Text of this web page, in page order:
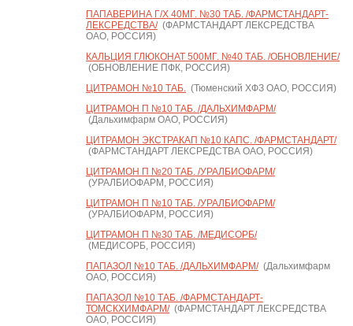
ПАПАВЕРИНА Г/Х 40МГ. №30 ТАБ. /ФАРМСТАНДАРТ-
ЛЕКСРЕДСТВА/(ФАРМСТАНДАРТ ЛЕКСРЕДСТВА
ОАО, РОССИЯ)
КАЛЬЦИЯ ГЛЮКОНАТ 500МГ. №40 ТАБ. /ОБНОВЛЕНИЕ/
(ОБНОВЛЕНИЕ ПФК, РОССИЯ)
ЦИТРАМОН №10 ТАБ.(Тюменский ХФЗ ОАО, РОССИЯ)
ЦИТРАМОН П №10 ТАБ. /ДАЛЬХИМФАРМ/
(Дальхимфарм ОАО, РОССИЯ)
ЦИТРАМОН ЭКСТРАКАП №10 КАПС. /ФАРМСТАНДАРТ/
(ФАРМСТАНДАРТ ЛЕКСРЕДСТВА ОАО, РОССИЯ)
ЦИТРАМОН П №20 ТАБ. /УРАЛБИОФАРМ/
(УРАЛБИОФАРМ, РОССИЯ)
ЦИТРАМОН П №10 ТАБ. /УРАЛБИОФАРМ/
(УРАЛБИОФАРМ, РОССИЯ)
ЦИТРАМОН П №30 ТАБ. /МЕДИСОРБ/
(МЕДИСОРБ, РОССИЯ)
ПАПАЗОЛ №10 ТАБ. /ДАЛЬХИМФАРМ/(Дальхимфарм
ОАО, РОССИЯ)
ПАПАЗОЛ №10 ТАБ. /ФАРМСТАНДАРТ-
ТОМСКХИМФАРМ/(ФАРМСТАНДАРТ ЛЕКСРЕДСТВА
ОАО, РОССИЯ)